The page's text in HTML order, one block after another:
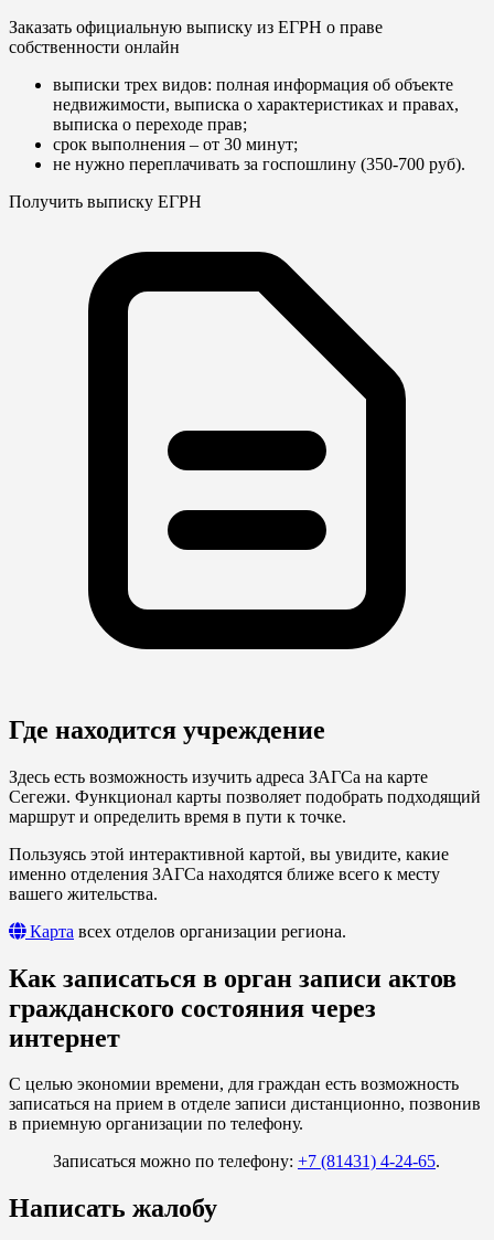
Заказать официальную выписку из ЕГРН о праве
собственности онлайн
выписки трех видов: полная информация об объекте
недвижимости, выписка о характеристиках и правах,
выписка о переходе прав;
срок выполнения – от 30 минут;
не нужно переплачивать за госпошлину (350-700 руб).
Получить выписку ЕГРН
Где находится учреждение
Здесь есть возможность изучить адреса ЗАГСа на карте
Сегежи. Функционал карты позволяет подобрать подходящий
маршрут и определить время в пути к точке.
Пользуясь этой интерактивной картой, вы увидите, какие
именно отделения ЗАГСа находятся ближе всего к месту
вашего жительства.
Карта всех отделов организации региона.
Как записаться в орган записи актов
гражданского состояния через
интернет
С целью экономии времени, для граждан есть возможность
записаться на прием в отделе записи дистанционно, позвонив
в приемную организации по телефону.
Записаться можно по телефону: +7 (81431) 4-24-65.
Написать жалобу